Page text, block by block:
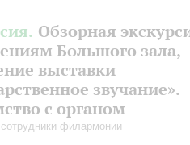
Обзорная
Большого зала,
выставки
звучание».
с органом
филармонии